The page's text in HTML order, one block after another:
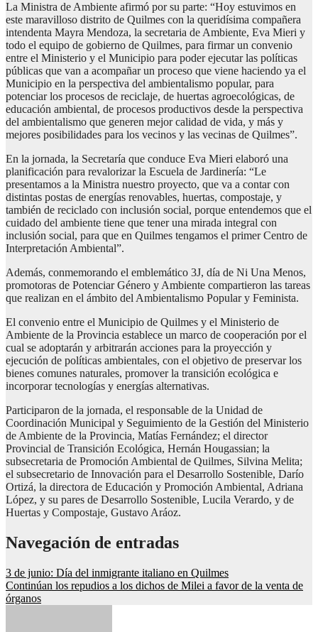
La Ministra de Ambiente afirmó por su parte: “Hoy estuvimos en
este maravilloso distrito de Quilmes con la queridísima compañera
intendenta Mayra Mendoza, la secretaria de Ambiente, Eva Mieri y
todo el equipo de gobierno de Quilmes, para firmar un convenio
entre el Ministerio y el Municipio para poder ejecutar las políticas
públicas que van a acompañar un proceso que viene haciendo ya el
Municipio en la perspectiva del ambientalismo popular, para
potenciar los procesos de reciclaje, de huertas agroecológicas, de
educación ambiental, de procesos productivos desde la perspectiva
del ambientalismo que generen mejor calidad de vida, y más y
mejores posibilidades para los vecinos y las vecinas de Quilmes”.
En la jornada, la Secretaría que conduce Eva Mieri elaboró una
planificación para revalorizar la Escuela de Jardinería: “Le
presentamos a la Ministra nuestro proyecto, que va a contar con
distintas postas de energías renovables, huertas, compostaje, y
también de reciclado con inclusión social, porque entendemos que el
cuidado del ambiente tiene que tener una mirada integral con
inclusión social, para que en Quilmes tengamos el primer Centro de
Interpretación Ambiental”.
Además, conmemorando el emblemático 3J, día de Ni Una Menos,
promotoras de Potenciar Género y Ambiente compartieron las tareas
que realizan en el ámbito del Ambientalismo Popular y Feminista.
El convenio entre el Municipio de Quilmes y el Ministerio de
Ambiente de la Provincia establece un marco de cooperación por el
cual se adoptarán y arbitrarán acciones para la proyección y
ejecución de políticas ambientales, con el objetivo de preservar los
bienes comunes naturales, promover la transición ecológica e
incorporar tecnologías y energías alternativas.
Participaron de la jornada, el responsable de la Unidad de
Coordinación Municipal y Seguimiento de la Gestión del Ministerio
de Ambiente de la Provincia, Matías Fernández; el director
Provincial de Transición Ecológica, Hernán Hougassian; la
subsecretaria de Promoción Ambiental de Quilmes, Silvina Melita;
el subsecretario de Innovación para el Desarrollo Sostenible, Darío
Ortizá, la directora de Educación y Promoción Ambiental, Adriana
López, y su pares de Desarrollo Sostenible, Lucila Verardo, y de
Huertas y Compostaje, Gustavo Aráoz.
Navegación de entradas
3 de junio: Día del inmigrante italiano en Quilmes
Continúan los repudios a los dichos de Milei a favor de la venta de
órganos